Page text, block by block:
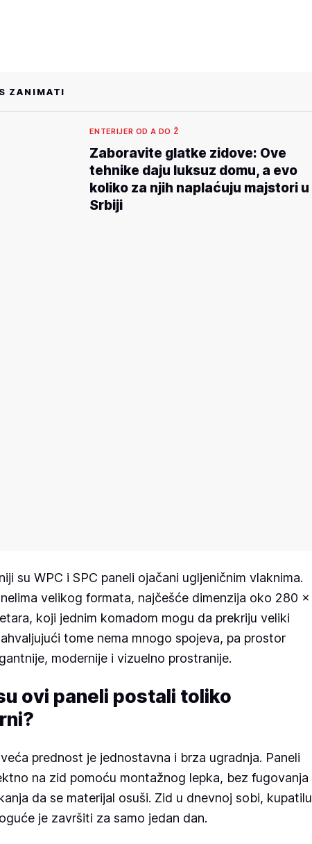
ZANIMATI
ENTERIJER OD A DO Ž
Zaboravite glatke zidove: Ove
tehnike daju luksuz domu, a evo
koliko za njih naplaćuju majstori u
Srbiji
su WPC i SPC paneli ojačani ugljeničnim vlaknima.
velikog formata, najčešće dimenzija oko 280 ×
koji jednim komadom mogu da prekriju veliki
tome nema mnogo spojeva, pa prostor
modernije i vizuelno prostranije.
ovi paneli postali toliko
prednost je jednostavna i brza ugradnja. Paneli
na zid pomoću montažnog lepka, bez fugovanja
da se materijal osuši. Zid u dnevnoj sobi, kupatilu
je završiti za samo jedan dan.